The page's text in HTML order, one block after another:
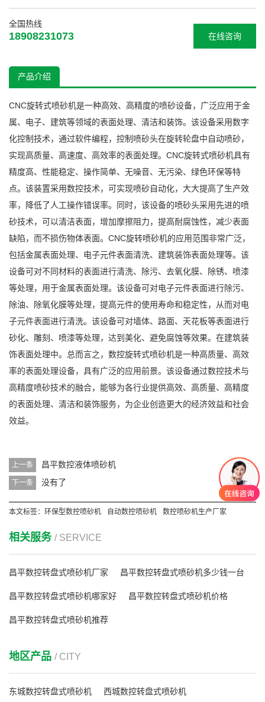
在线咨询
全国热线
18908231073
产品介绍
CNC旋转式喷砂机是一种高效、高精度的喷砂设备，广泛应用于金
属、电子、建筑等领域的表面处理、清洁和装饰。该设备采用数字
化控制技术，通过软件编程，控制喷砂头在旋转轮盘中自动喷砂，
实现高质量、高速度、高效率的表面处理。CNC旋转式喷砂机具有
精度高、性能稳定、操作简单、无噪音、无污染、绿色环保等特
点。该装置采用数控技术，可实现喷砂自动化，大大提高了生产效
率，降低了人工操作错误率。同时，该设备的喷砂头采用先进的喷
砂技术，可以清洁表面，增加摩擦阻力，提高耐腐蚀性，减少表面
缺陷，而不损伤物体表面。CNC旋转喷砂机的应用范围非常广泛，
包括金属表面处理、电子元件表面清洗、建筑装饰表面处理等。该
设备可对不同材料的表面进行清洗、除污、去氧化膜、除锈、喷漆
等处理，用于金属表面处理。该设备可对电子元件表面进行除污、
除油、除氧化膜等处理，提高元件的使用寿命和稳定性，从而对电
子元件表面进行清洗。该设备可对墙体、路面、天花板等表面进行
砂化、雕刻、喷漆等处理，达到美化、避免腐蚀等效果。在建筑装
饰表面处理中。总而言之，数控旋转式喷砂机是一种高质量、高效
率的表面处理设备，具有广泛的应用前景。该设备通过数控技术与
高精度喷砂技术的融合，能够为各行业提供高效、高质量、高精度
的表面处理、清洁和装饰服务，为企业创造更大的经济效益和社会
效益。
上一条 昌平数控液体喷砂机
下一条 没有了
本文标签： 环保型数控喷砂机 自动数控喷砂机 数控喷砂机生产厂家
相关服务 / SERVICE
昌平数控转盘式喷砂机厂家 昌平数控转盘式喷砂机多少钱一台
昌平数控转盘式喷砂机哪家好 昌平数控转盘式喷砂机价格
昌平数控转盘式喷砂机推荐
地区产品 / CITY
东城数控转盘式喷砂机 西城数控转盘式喷砂机